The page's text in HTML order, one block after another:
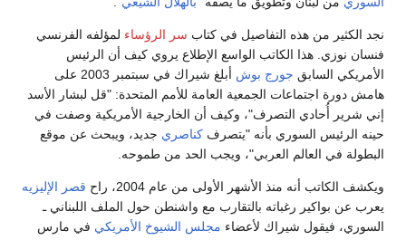
نجد الكثير من هذه التفاصيل في كتاب سر الرؤساء لمؤلفه الفرنسي
فنسان نوزي. هذا الكاتب الواسع الإطلاع يروي كيف أن الرئيس
الأمريكي السابق جورج بوش
أبلغ شيراك في سبتمبر 2003 على
هامش دورة اجتماعات الجمعية العامة للأمم المتحدة: "قل لبشار الأسد
إني شرير أُحادي التصرف"، وكيف أن الخارجية الأمريكية وصفت في
حينه الرئيس السوري بأنه "يتصرف كناصري جديد، ويبحث عن موقع
البطولة في العالم العربي"، ويجب الحد من طموحه.
ويكشف الكاتب أنه منذ الأشهر الأولى من عام 2004، راح
قصر الإليزيه
يعرب عن بواكير رغباته بالتقارب مع واشنطن حول الملف اللبناني ـ
السوري، فيقول شيراك لأعضاء مجلس الشيوخ الأمريكي في مارس